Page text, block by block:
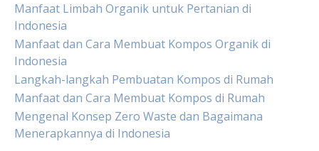
Manfaat Limbah Organik untuk Pertanian di
Indonesia
Manfaat dan Cara Membuat Kompos Organik di
Indonesia
Langkah-langkah Pembuatan Kompos di Rumah
Manfaat dan Cara Membuat Kompos di Rumah
Mengenal Konsep Zero Waste dan Bagaimana
Menerapkannya di Indonesia